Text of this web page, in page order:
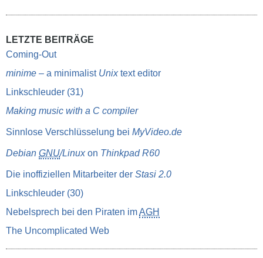
LETZTE BEITRÄGE
Coming-Out
minime – a minimalist Unixtext editor
Linkschleuder (31)
Making music with a C compiler
Sinnlose Verschlüsselung bei MyVideo.de
Debian GNU/Linuxon Thinkpad R60
Die inoffiziellen Mitarbeiter der Stasi 2.0
Linkschleuder (30)
Nebelsprech bei den Piraten imAGH
The Uncomplicated Web